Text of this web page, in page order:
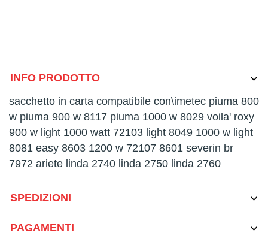
INFO PRODOTTO
sacchetto in carta compatibile con\imetec piuma 800
w piuma 900 w 8117 piuma 1000 w 8029 voila' roxy
900 w light 1000 watt 72103 light 8049 1000 w light
8081 easy 8603 1200 w 72107 8601 severin br
7972 ariete linda 2740 linda 2750 linda 2760
SPEDIZIONI
PAGAMENTI